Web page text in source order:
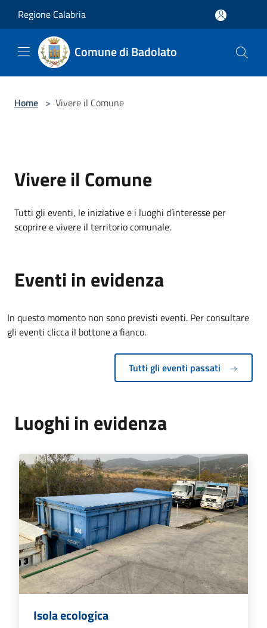
Regione Calabria
Comune di Badolato
Home > Vivere il Comune
Vivere il Comune
Tutti gli eventi, le iniziative e i luoghi d’interesse per
scoprire e vivere il territorio comunale.
Eventi in evidenza
In questo momento non sono previsti eventi. Per consultare
gli eventi clicca il bottone a fianco.
Tutti gli eventi passati
Luoghi in evidenza
Isola ecologica